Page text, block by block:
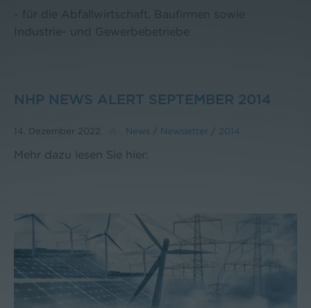
- für die Abfallwirtschaft, Baufirmen sowie
Industrie- und Gewerbebetriebe
NHP NEWS ALERT SEPTEMBER 2014
14. Dezember 2022 News Newsletter 2014
Mehr dazu lesen Sie hier: